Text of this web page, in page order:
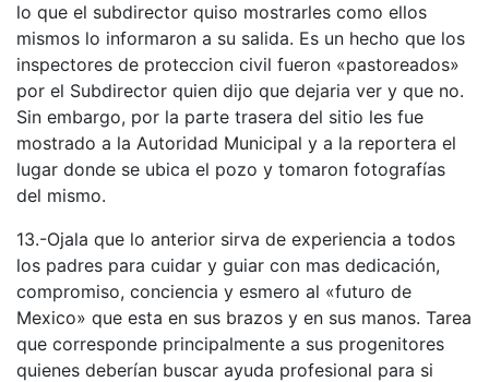
lo que el subdirector quiso mostrarles como ellos
mismos lo informaron a su salida. Es un hecho que los
inspectores de proteccion civil fueron «pastoreados»
por el Subdirector quien dijo que dejaria ver y que no.
Sin embargo, por la parte trasera del sitio les fue
mostrado a la Autoridad Municipal y a la reportera el
lugar donde se ubica el pozo y tomaron fotografías
del mismo.
13.-Ojala que lo anterior sirva de experiencia a todos
los padres para cuidar y guiar con mas dedicación,
compromiso, conciencia y esmero al «futuro de
Mexico» que esta en sus brazos y en sus manos. Tarea
que corresponde principalmente a sus progenitores
quienes deberían buscar ayuda profesional para si